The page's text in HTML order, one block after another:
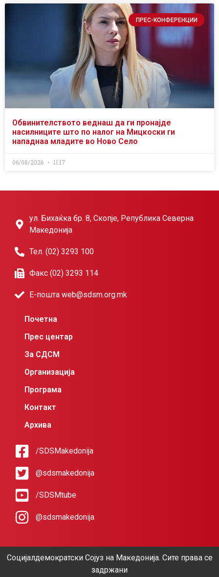
ПРЕС-КОНФЕРЕНЦИИ
Обвинителството веднаш да ги пронајде
насилниците што по налог на Мицкоски ги
нападнаа младите во Ново Село
06/08/2026 11:17
ул. Бихаќка бр. 8, Скопје, Република Северна
Македонија
Тел. (02) 3293 100
Факс (02) 3293 114
Е-пошта web@sdsm.org.mk
Почетна
Прес центар
За СДСМ
Организација
Програма
Контакт
Архива
/SDSMakedonija
@sdsmakedonija
/SDSMtube
@sdsmakedonija
Социјалдемократски Сојуз на Македонија. Сите права се
задржани